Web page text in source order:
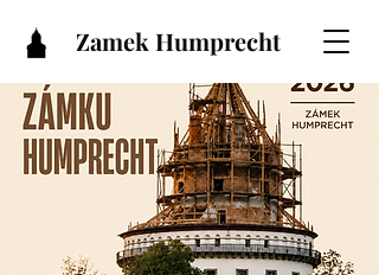
Zamek Humprecht